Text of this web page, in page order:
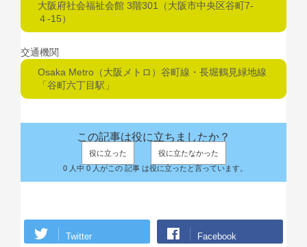
大阪府社会福祉会館 3階301（大阪市中央区谷町7-
４-15）
交通機関
Osaka Metro（大阪メトロ）谷町線・長堀鶴見緑地線
「谷町六丁目駅」
この記事は役に立ちましたか？
役に立った
役に立たなかった
0 人中 0 人がこの 記事 は役に立ったと言っています。
Twitter Facebook